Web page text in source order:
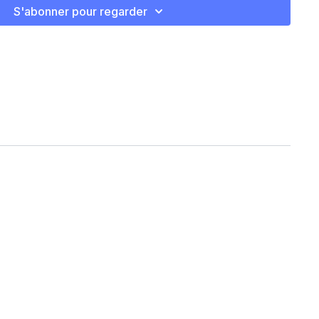
dans un mélangeur.
S'abonner pour regarder